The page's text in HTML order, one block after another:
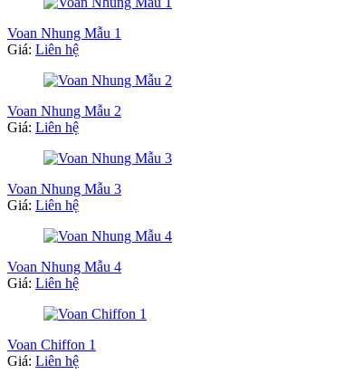
Voan Nhung Mẫu 1
Giá: Liên hệ
Voan Nhung Mẫu 2
Giá: Liên hệ
Voan Nhung Mẫu 3
Giá: Liên hệ
Voan Nhung Mẫu 4
Giá: Liên hệ
Voan Chiffon 1
Giá: Liên hệ